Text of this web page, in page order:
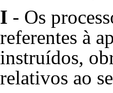
I - Os
referentes à
instruídos,
relativos ao